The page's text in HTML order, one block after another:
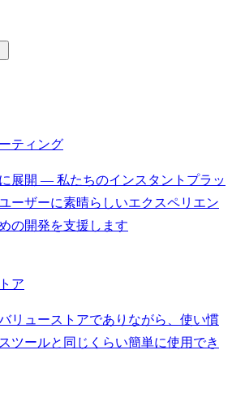
ティング
展開 — 私たちのインスタントプラッ
ーザーに素晴らしいエクスペリエン
の開発を支援します
ア
リューストアでありながら、使い慣
ツールと同じくらい簡単に使用でき